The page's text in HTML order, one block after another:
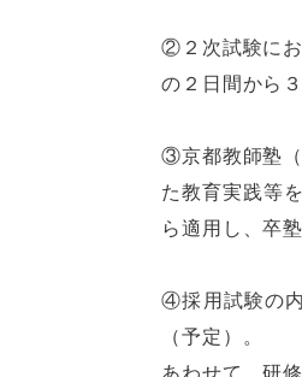
②２次試験にお
の２日間から
③京都教師塾（
た教育実践等
ら適用し、卒
④採用試験の
（予定）。